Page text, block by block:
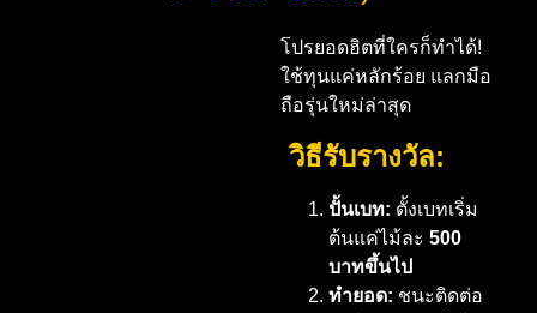
โปรยอดฮิตที่ใครก็ทำได้!
ใช้ทุนแค่หลักร้อย แลกมือ
ถือรุ่นใหม่ล่าสุด
วิธีรับรางวัล:
ปั้นเบท: ตั้งเบทเริ่ม
ต้นแค่ไม้ละ 500
บาทขึ้นไป
ทำยอด: ชนะติดต่อ